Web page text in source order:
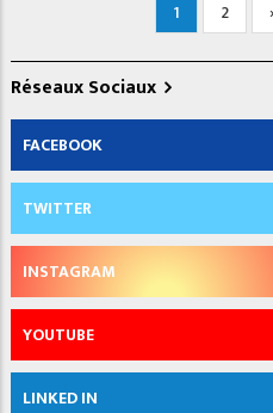
Current
page
1 Page
2
Réseaux Sociaux
FACEBOOK
TWITTER
INSTAGRAM
YOUTUBE
LINKED IN